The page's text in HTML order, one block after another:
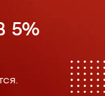
5%